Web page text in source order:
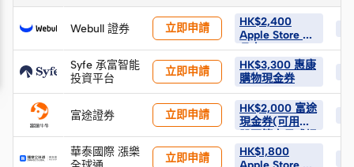
Webull 證券 立即申請
HK$2,400
Apple Store 禮
品卡
Syfe 承富智能
投資平台
立即申請
HK$3,300 惠康
購物現金券
富途證券 立即申請
HK$2,000 富途
現金券(可用於
股票等交易或提
取現金)
華泰國際 漲樂
立即申請
HK$1,800